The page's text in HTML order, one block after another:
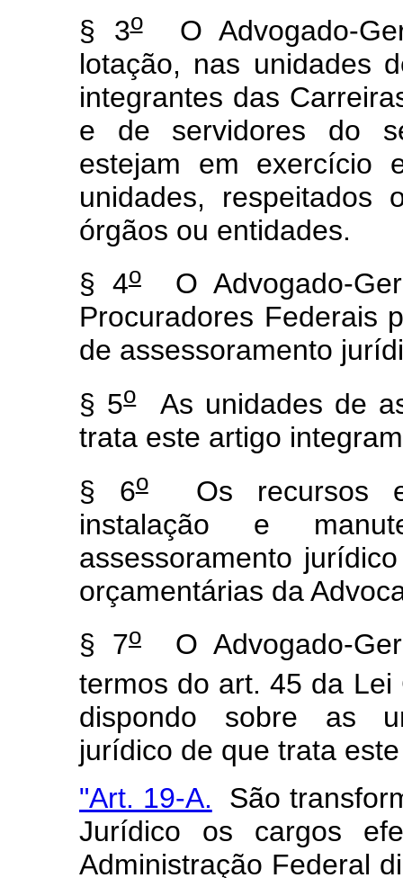
§ 3oO Advogado-
lotação, nas unidades
integrantes das
e de servidores do
estejam em exercício
unidades,
órgãos ou entidades.
§ 4oO Advogado-
Procuradores Federais
de assessoramento
§ 5oAs unidades de
trata este artigo
§ 6oOs recursos
instalação e
assessoramento
orçamentárias da
§ 7o O Advogado-
termos do art. 45 da Lei
dispondo sobre as
jurídico de que trata
"Art. 19-A. São
Jurídico os cargos
Administração Federal